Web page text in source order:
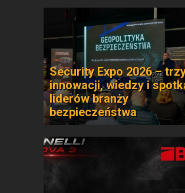
Security Expo 2026 –
innowacji, wiedzy i
liderów branży
bezpieczeństwa